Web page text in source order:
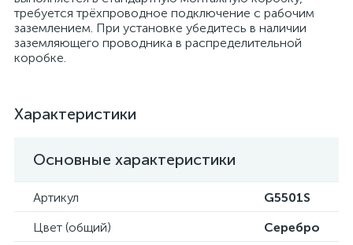
требуется трёхпроводное подключение с рабочим
заземлением. При установке убедитесь в наличии
заземляющего проводника в распределительной
коробке.
Характеристики
Основные характеристики
Артикул
G5501S
Цвет (общий)
Серебро